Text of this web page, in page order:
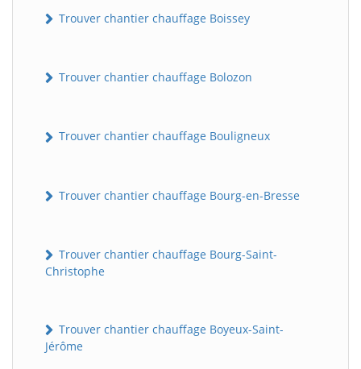
Trouver chantier chauffage Boissey
Trouver chantier chauffage Bolozon
Trouver chantier chauffage Bouligneux
Trouver chantier chauffage Bourg-en-Bresse
Trouver chantier chauffage Bourg-Saint-
Christophe
Trouver chantier chauffage Boyeux-Saint-
Jérôme